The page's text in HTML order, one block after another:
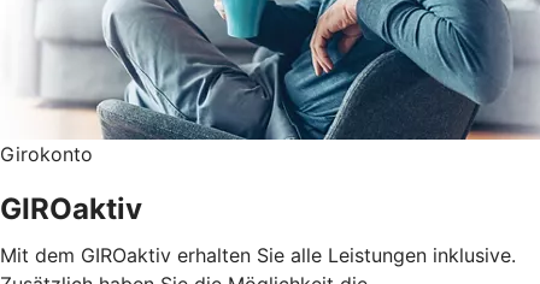
Girokonto
GIROaktiv
Mit dem GIROaktiv erhalten Sie alle Leistungen inklusive.